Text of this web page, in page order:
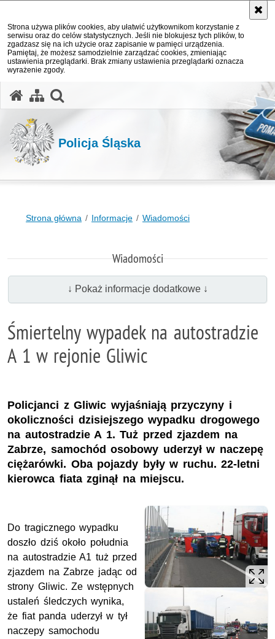
Strona używa plików cookies, aby ułatwić użytkownikom korzystanie z
serwisu oraz do celów statystycznych. Jeśli nie blokujesz tych plików, to
zgadzasz się na ich użycie oraz zapisanie w pamięci urządzenia.
Pamiętaj, że możesz samodzielnie zarządzać cookies, zmieniając
ustawienia przeglądarki. Brak zmiany ustawienia przeglądarki oznacza
wyrażenie zgody.
Policja Śląska
Strona główna Informacje Wiadomości
Wiadomości
↓ Pokaż informacje dodatkowe ↓
Śmiertelny wypadek na autostradzie
A 1 w rejonie Gliwic
Policjanci z Gliwic wyjaśniają przyczyny i
okoliczności dzisiejszego wypadku drogowego
na autostradzie A 1. Tuż przed zjazdem na
Zabrze, samochód osobowy uderzył w naczepę
ciężarówki. Oba pojazdy były w ruchu. 22-letni
kierowca fiata zginął na miejscu.
Do tragicznego wypadku
doszło dziś około południa
na autostradzie A1 tuż przed
zjazdem na Zabrze jadąc od
strony Gliwic. Ze wstępnych
ustaleń śledczych wynika,
że fiat panda uderzył w tył
naczepy samochodu